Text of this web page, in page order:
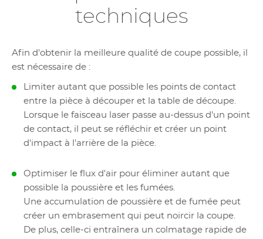
techniques
Afin d'obtenir la meilleure qualité de coupe possible, il
est nécessaire de :
Limiter autant que possible les points de contact
entre la pièce à découper et la table de découpe.
Lorsque le faisceau laser passe au-dessus d'un point
de contact, il peut se réfléchir et créer un point
d'impact à l'arrière de la pièce.
Optimiser le flux d'air pour éliminer autant que
possible la poussière et les fumées.
Une accumulation de poussière et de fumée peut
créer un embrasement qui peut noircir la coupe.
De plus, celle-ci entraînera un colmatage rapide de